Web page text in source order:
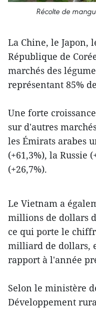
Récolte de
La Chine, le Japon,
République de
marchés des
représentant 85%
Une forte
sur d'autres
les Émirats arabes
(+61,3%), la Russie
(+26,7%).
Le Vietnam a
millions de dollars
ce qui porte le
milliard de dollars,
rapport à l'année
Selon le ministère
Développement